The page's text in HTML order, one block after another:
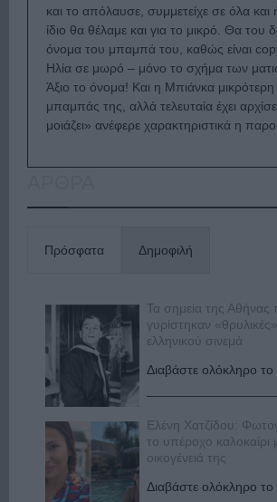
και το απόλαυσε, συμμετείχε σε όλα και
ίδιο θα θέλαμε και για το μικρό. Θα του
όνομα του μπαμπά του, καθώς είναι
Ηλία σε μωρό – μόνο το σχήμα των
Άξιο το όνομα! Και η Μπιάνκα μικρότερη
μπαμπάς της, αλλά τελευταία έχει
μοιάζει» ανέφερε χαρακτηριστικά η
Πρόσφατα Δημοφιλή
Τα σημεία της Αθήνας
γυρίστηκαν «θρυλικές»
ελληνικού σινεμά
Διαβάστε ολόκληρο το
Ελένη Χατζίδου:
το υπέροχο καλοκαίρι
οικογένειά της
Διαβάστε ολόκληρο το